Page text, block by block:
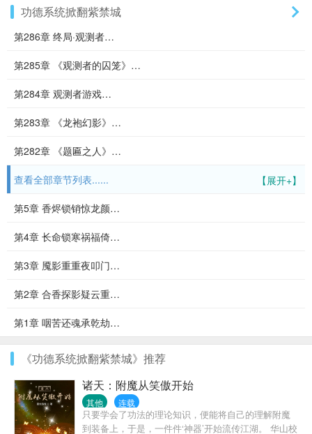
功德系统掀翻紫禁城
第286章 终局·观测者…
第285章 《观测者的囚笼》…
第284章 观测者游戏…
第283章 《龙袍幻影》…
第282章 《题匾之人》…
【展开+】
查看全部章节列表......
第5章 香烬锁销惊龙颜…
第4章 长命锁寒祸福倚…
第3章 魇影重重夜叩门…
第2章 合香探影疑云重…
第1章 咽苦还魂承乾劫…
《功德系统掀翻紫禁城》推荐
诸天：附魔从笑傲开始
其他 连载
只要学会了功法的理论知识，便能将自己的理解附魔
到装备上，于是，一件件‘神器’开始流传江湖。 华山校